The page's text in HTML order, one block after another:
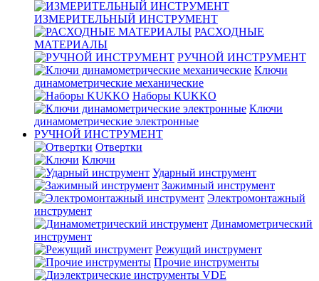
ИЗМЕРИТЕЛЬНЫЙ ИНСТРУМЕНТ
РАСХОДНЫЕ
МАТЕРИАЛЫ
РУЧНОЙ ИНСТРУМЕНТ
Ключи
динамометрические механические
Наборы KUKKO
Ключи
динамометрические электронные
РУЧНОЙ ИНСТРУМЕНТ
Отвертки
Ключи
Ударный инструмент
Зажимный инструмент
Электромонтажный
инструмент
Динамометрический
инструмент
Режущий инструмент
Прочие инструменты